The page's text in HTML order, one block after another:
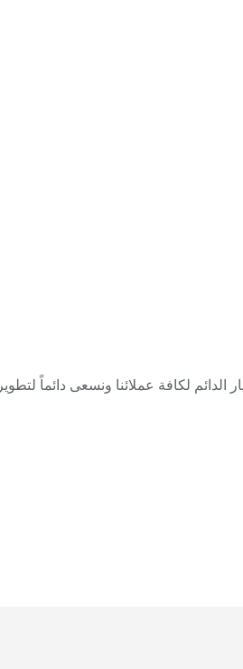
لكافة عملائنا ونسعى دائماً لتطوير